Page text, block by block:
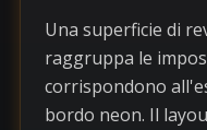
Una superficie di
raggruppa le
corrispondono
bordo neon. Il